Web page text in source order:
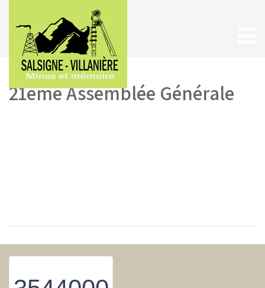
21ème Assemblée Générale